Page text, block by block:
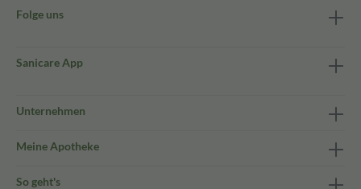
Folge uns
Sanicare App
Unternehmen
Meine Apotheke
So geht's